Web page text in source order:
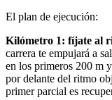
El plan de ejecución:
Kilómetro 1: fíjate al
carrera te empujará a
en los primeros 200 m
por delante del ritmo
primer parcial es